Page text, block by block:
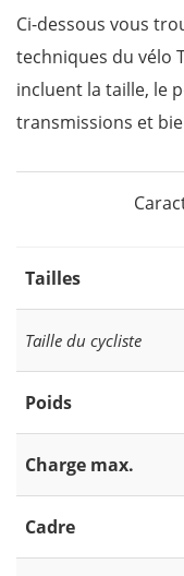
Ci-dessous vous
techniques du vélo
incluent la taille, le
transmissions et
Tailles
Taille du cycliste
Poids
Charge max.
Cadre